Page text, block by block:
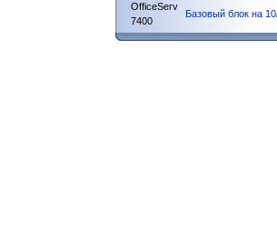
OfficeServ
7400
Базовый блок на